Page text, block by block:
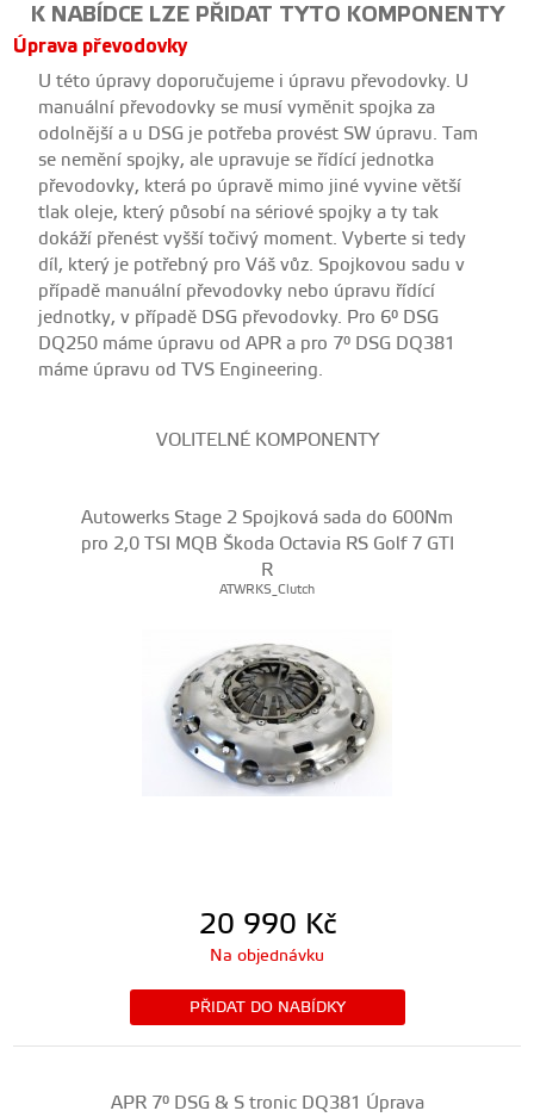
K NABÍDCE LZE PŘIDAT TYTO KOMPONENTY
Úprava převodovky
U této úpravy doporučujeme i úpravu převodovky. U
manuální převodovky se musí vyměnit spojka za
odolnější a u DSG je potřeba provést SW úpravu. Tam
se nemění spojky, ale upravuje se řídící jednotka
převodovky, která po úpravě mimo jiné vyvine větší
tlak oleje, který působí na sériové spojky a ty tak
dokáží přenést vyšší točivý moment. Vyberte si tedy
díl, který je potřebný pro Váš vůz. Spojkovou sadu v
případě manuální převodovky nebo úpravu řídící
jednotky, v případě DSG převodovky. Pro 6° DSG
DQ250 máme úpravu od APR a pro 7° DSG DQ381
máme úpravu od TVS Engineering.
VOLITELNÉ KOMPONENTY
Autowerks Stage 2 Spojková sada do 600Nm
pro 2,0 TSI MQB Škoda Octavia RS Golf 7 GTI
R
ATWRKS_Clutch
20 990 Kč
Na objednávku
PŘIDAT DO NABÍDKY
APR 7° DSG & S tronic DQ381 Úprava